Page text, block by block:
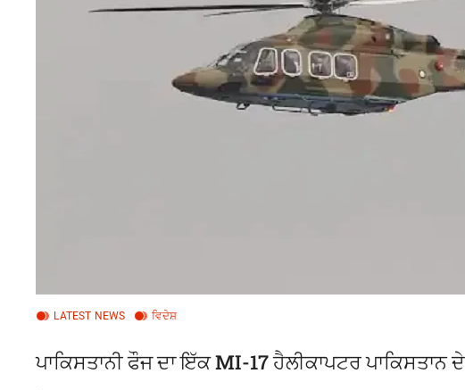
LATEST NEWS ਵਿਦੇਸ਼
ਪਾਕਿਸਤਾਨੀ ਫੌਜ ਦਾ ਇੱਕ MI-17 ਹੈਲੀਕਾਪਟਰ ਪਾਕਿਸਤਾਨ